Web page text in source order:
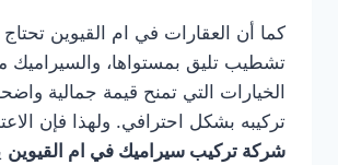
كما أن العقارات في ام القيوين
تشطيب تليق بمستواها، والسيراميك
الخيارات التي تمنح قيمة جمالية
تركيبه بشكل احترافي. ولهذا فإن
شركة تركيب سيراميك في ام القيوين